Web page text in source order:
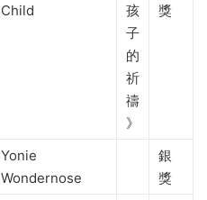
Child
孩
子
的
祈
禱
》
獎
Yonie
Wondernose
銀
獎